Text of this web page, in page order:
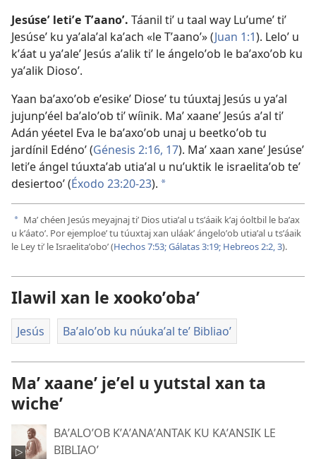
Jesúseʼ letiʼe Tʼaanoʼ. Táanil tiʼ u taal way Luʼumeʼ tiʼ
Jesúseʼ ku yaʼalaʼal kaʼach «le Tʼaanoʼ» (Juan 1:1). Leloʼ u
kʼáat u yaʼaleʼ Jesús aʼalik tiʼ le ángeloʼob le baʼaxoʼob ku
yaʼalik Diosoʼ.
Yaan baʼaxoʼob eʼesikeʼ Dioseʼ tu túuxtaj Jesús u yaʼal
jujunpʼéel baʼaloʼob tiʼ wíinik. Maʼ xaaneʼ Jesús aʼal tiʼ
Adán yéetel Eva le baʼaxoʼob unaj u beetkoʼob tu
jardínil Edénoʼ (Génesis 2:16, 17). Maʼ xaan xaneʼ Jesúseʼ
letiʼe ángel túuxtaʼab utiaʼal u nuʼuktik le israelitaʼob teʼ
desiertooʼ (Éxodo 23:20-23). a
a Maʼ chéen Jesús meyajnaj tiʼ Dios utiaʼal u tsʼáaik kʼaj óoltbil le baʼax
u kʼáatoʼ. Por ejemploeʼ tu túuxtaj xan uláakʼ ángeloʼob utiaʼal u tsʼáaik
le Ley tiʼ le Israelitaʼoboʼ (Hechos 7:53;Gálatas 3:19; Hebreos 2:2, 3).
Ilawil xan le xookoʼobaʼ
Jesús Baʼaloʼob ku núukaʼal teʼ Bibliaoʼ
Maʼ xaaneʼ jeʼel u yutstal xan ta
wicheʼ
BAʼALOʼOB KʼAʼANAʼANTAK KU KAʼANSIK LE
BIBLIAOʼ